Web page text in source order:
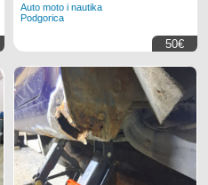
Auto moto i nautika
Podgorica
50€